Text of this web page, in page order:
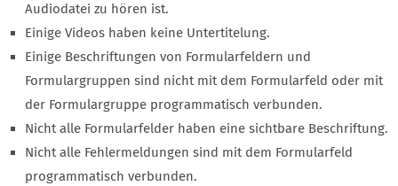
Audiodatei zu hören ist.
Einige Videos haben keine Untertitelung.
Einige Beschriftungen von Formularfeldern und
Formulargruppen sind nicht mit dem Formularfeld oder mit
der Formulargruppe programmatisch verbunden.
Nicht alle Formularfelder haben eine sichtbare Beschriftung.
Nicht alle Fehlermeldungen sind mit dem Formularfeld
programmatisch verbunden.